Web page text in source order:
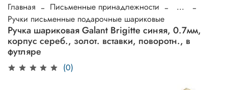
Главная Письменные принадлежности
...
Ручки письменные подарочные шариковые
Ручка шариковая Galant Brigitte синяя, 0.7мм,
корпус сереб., золот. вставки, поворотн., в
футляре
(0)